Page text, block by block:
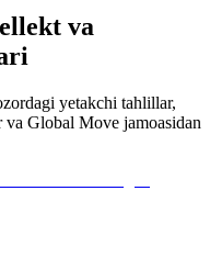
va
yetakchi tahlillar,
Global Move jamoasidan